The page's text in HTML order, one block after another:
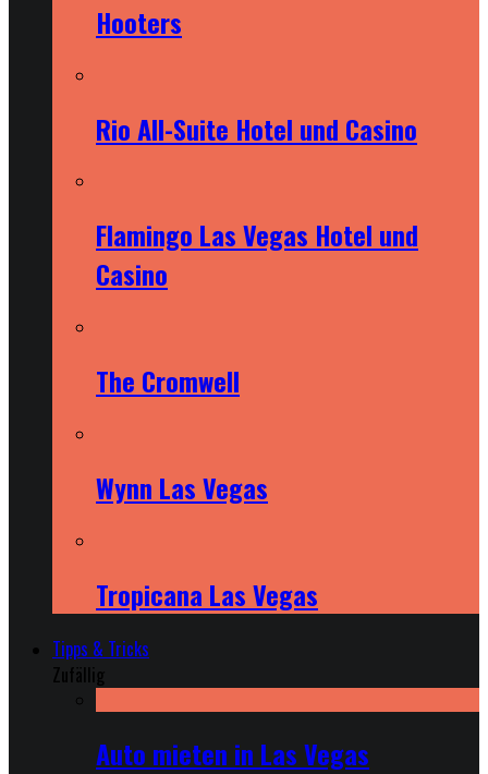
Hooters
Rio All-Suite Hotel und Casino
Flamingo Las Vegas Hotel und
Casino
The Cromwell
Wynn Las Vegas
Tropicana Las Vegas
Tipps & Tricks
Zufällig
Auto mieten in Las Vegas